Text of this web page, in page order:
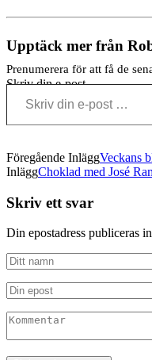
Upptäck mer från
Prenumerera för att få de
Skriv din e-post …
Föregående InläggVeckans
InläggChoklad med José
Skriv ett svar
Din epostadress publiceras